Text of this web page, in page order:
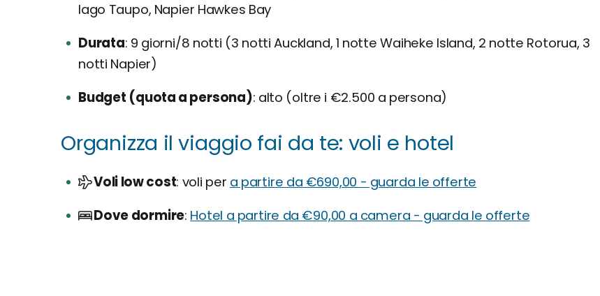
lago Taupo, Napier Hawkes Bay
Durata 9 giorni/8 notti (3 notti Auckland, 1 notte Waiheke Island, 2 notte Rotorua, 3
notti Napier)
Budget (quota a persona) alto (oltre i €2.500 a persona)
Organizza il viaggio fai da te: voli e hotel
Voli low cost voli per a partire da €690,00 - guarda le offerte
Dove dormire Hotel a partire da €90,00 a camera - guarda le offerte